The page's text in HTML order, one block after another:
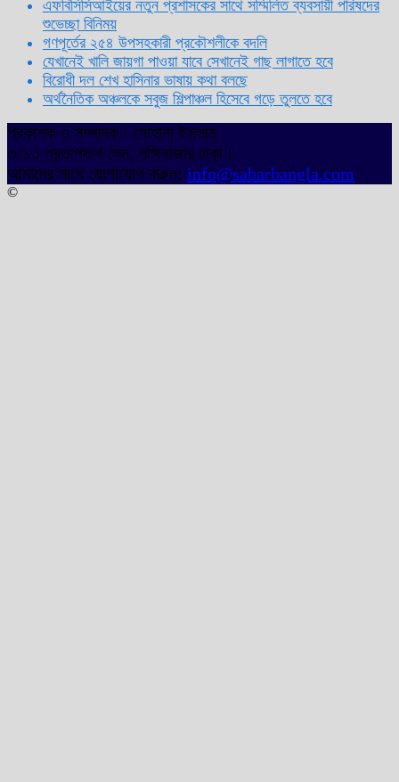
এফবিসিসিআইয়ের নতুন প্রশাসকের সাথে সম্মিলিত ব্যবসায়ী পরিষদের
শুভেচ্ছা বিনিময়
গণপূর্তের ২৫৪ উপসহকারী প্রকৌশলীকে বদলি
যেখানেই খালি জায়গা পাওয়া যাবে সেখানেই গাছ লাগাতে হবে
বিরোধী দল শেখ হাসিনার ভাষায় কথা বলছে
অর্থনৈতিক অঞ্চলকে সবুজ শিল্পাঞ্চল হিসেবে গড়ে তুলতে হবে
প্রকাশক ও সম্পাদক : সোহানা ইসলাম
৩/১৩ প্রতাপদাশ লেন, লক্ষিবাজার ঢাকা।
আমাদের সাথে যোগাযোগ করুন: info@sabarbangla.com
©